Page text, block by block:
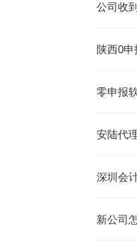
公司收
陕西0
零申报
安陆代
深圳会
新公司